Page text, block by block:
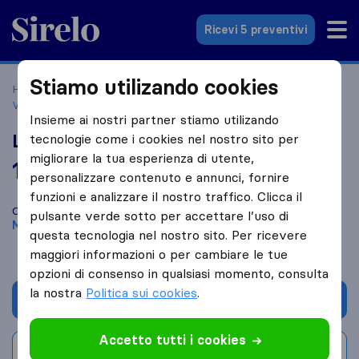
Sirelo.it
Ricevi 5 preventivi
Home Le 10 migliori aziende di traslochi in Italia
Visconti
Lunni Traslochi
10,0 basato su3
recensioni di Sirelo e Google
Confronta Lunni Traslochi con altre aziende di traslochi
Motta Visconti
Chiedi preventivo
Stiamo utilizando cookies
Insieme ai nostri partner stiamo utilizando
tecnologie come i cookies nel nostro sito per
migliorare la tua esperienza di utente,
personalizzare contenuto e annunci, fornire
funzioni e analizzare il nostro traffico. Clicca il
pulsante verde sotto per accettare l’uso di
questa tecnologia nel nostro sito. Per ricevere
maggiori informazioni o per cambiare le tue
opzioni di consenso in qualsiasi momento, consulta
la nostra Politica sui cookies.
Accetto tutti i cookies